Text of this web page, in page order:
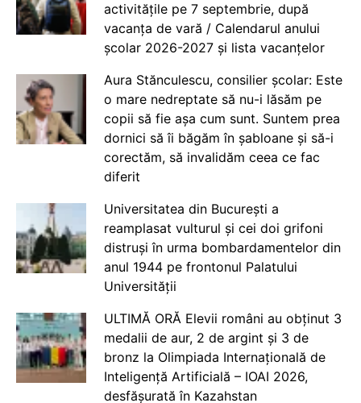
activitățile pe 7 septembrie, după
vacanța de vară / Calendarul anului
școlar 2026-2027 și lista vacanțelor
Aura Stănculescu, consilier școlar: Este
o mare nedreptate să nu-i lăsăm pe
copii să fie așa cum sunt. Suntem prea
dornici să îi băgăm în șabloane și să-i
corectăm, să invalidăm ceea ce fac
diferit
Universitatea din București a
reamplasat vulturul și cei doi grifoni
distruși în urma bombardamentelor din
anul 1944 pe frontonul Palatului
Universității
ULTIMĂ ORĂ Elevii români au obținut 3
medalii de aur, 2 de argint și 3 de
bronz la Olimpiada Internațională de
Inteligență Artificială – IOAI 2026,
desfășurată în Kazahstan